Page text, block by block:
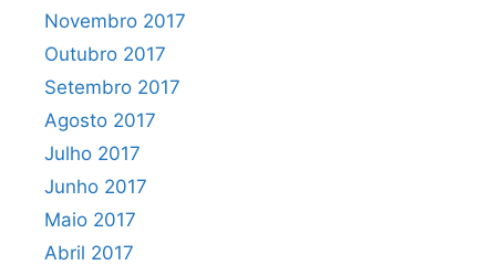
Novembro 2017
Outubro 2017
Setembro 2017
Agosto 2017
Julho 2017
Junho 2017
Maio 2017
Abril 2017